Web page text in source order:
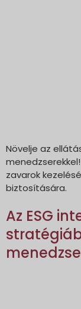
Növelje az
zavarok
biztosítására.
Az ESG